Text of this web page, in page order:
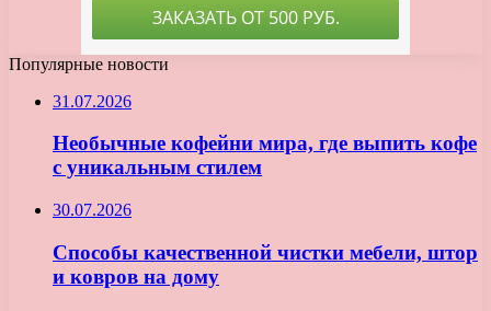
Популярные новости
31.07.2026
Необычные кофейни мира, где выпить кофе
с уникальным стилем
30.07.2026
Способы качественной чистки мебели, штор
и ковров на дому